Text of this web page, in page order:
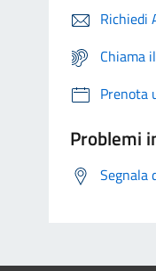
Richiedi
Chiama
Prenota
Problemi
Segnala